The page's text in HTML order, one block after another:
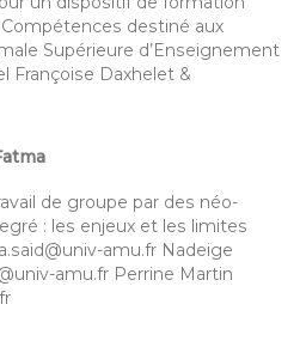
destiné aux
Supérieure d’Enseignement
Françoise Daxhelet &
de groupe par des néo-
: les enjeux et les limites
amu.fr Nadeige
amu.fr Perrine Martin